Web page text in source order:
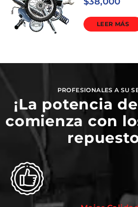
LEER MÁS
PROFESIONALES A SU
¡La potencia
comienza con